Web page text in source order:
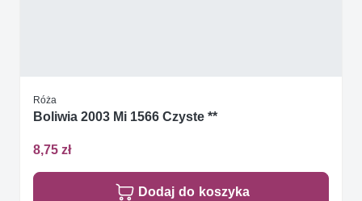
Róża
Boliwia 2003 Mi 1566 Czyste **
8,75 zł
Dodaj do koszyka